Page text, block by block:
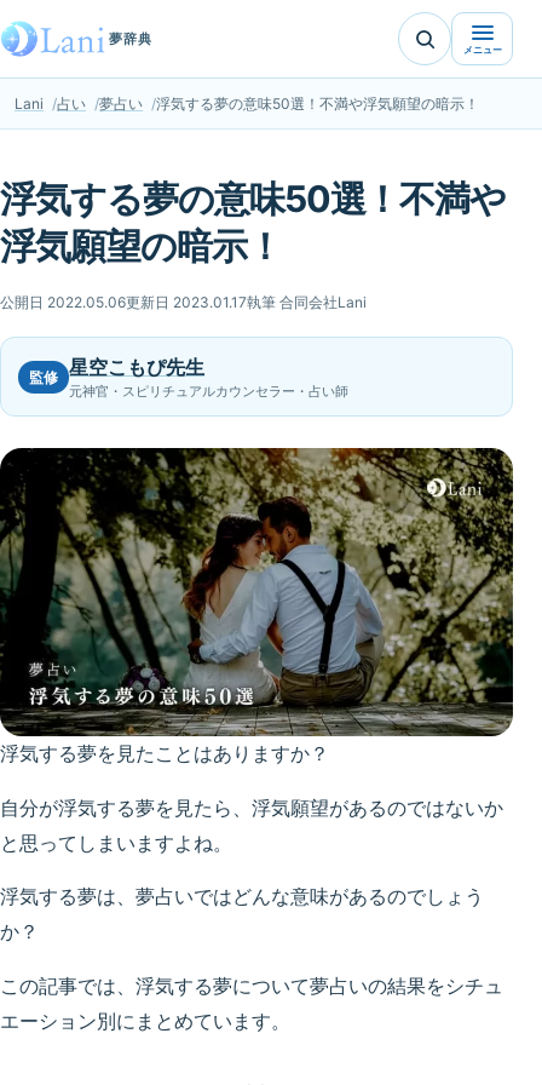
夢辞典
メニュー
Lani 占い 夢占い 浮気する夢の意味50選！不満や浮気願望の暗示！
浮気する夢の意味50選！不満や
浮気願望の暗示！
公開日 2022.05.06更新日 2023.01.17執筆 合同会社Lani
監修 星空こもぴ先生
元神官・スピリチュアルカウンセラー・占い師
浮気する夢を見たことはありますか？
自分が浮気する夢を見たら、浮気願望があるのではないか
と思ってしまいますよね。
浮気する夢は、夢占いではどんな意味があるのでしょう
か？
この記事では、浮気する夢について夢占いの結果をシチュ
エーション別にまとめています。